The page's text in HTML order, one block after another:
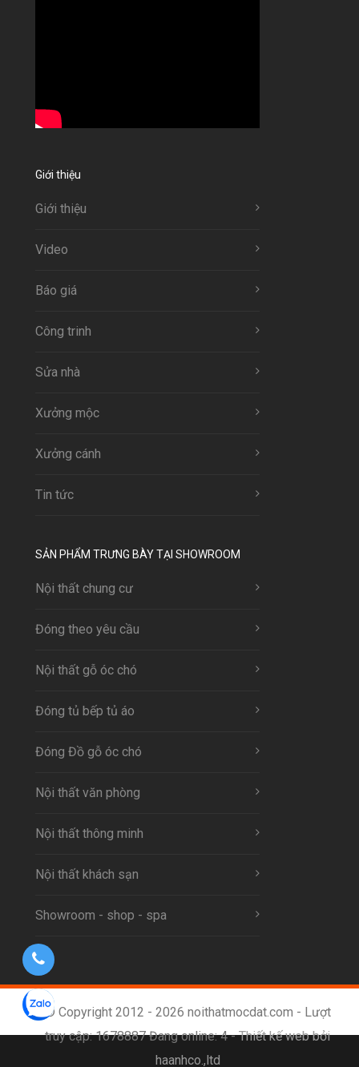
Giới thiệu
Giới thiệu
Video
Báo giá
Công trinh
Sửa nhà
Xưởng mộc
Xưởng cánh
Tin tức
SẢN PHẨM TRƯNG BÀY TẠI SHOWROOM
Nội thất chung cư
Đóng theo yêu cầu
Nội thất gỗ óc chó
Đóng tủ bếp tủ áo
Đóng Đồ gỗ óc chó
Nội thất văn phòng
Nội thất thông minh
Nội thất khách sạn
Showroom - shop - spa
© Copyright 2012 - 2026 noithatmocdat.com - Lượt
truy cập: 1678887 Đang online: 4 -Thiết kế web bởi
haanhco.,ltd